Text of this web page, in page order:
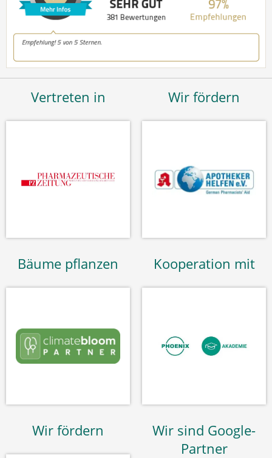
Vertreten in Wir fördern
Bäume pflanzen Kooperation mit
Wir fördern
Wir sind Google-
Partner